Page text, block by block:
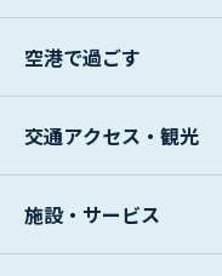
空港で過ごす
交通アクセス・観光
施設・サービス